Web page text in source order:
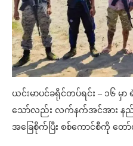
ယင်းမာပင်ခရိုင်တပ်ရင်း – ၁၆ မှာ
သော်လည်း လက်နက်အင်အား နည်း
အခြေစိုက်ပြီး စစ်ကောင်စီကို